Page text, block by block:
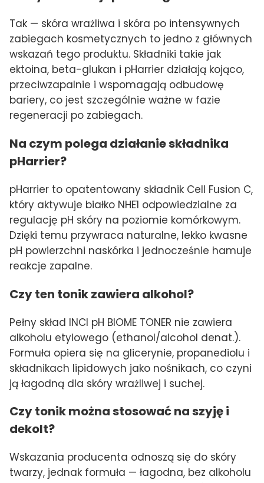
Tak — skóra wrażliwa i skóra po intensywnych
zabiegach kosmetycznych to jedno z głównych
wskazań tego produktu. Składniki takie jak
ektoina, beta-glukan i pHarrier działają kojąco,
przeciwzapalnie i wspomagają odbudowę
bariery, co jest szczególnie ważne w fazie
regeneracji po zabiegach.
Na czym polega działanie składnika
pHarrier?
pHarrier to opatentowany składnik Cell Fusion C,
który aktywuje białko NHE1 odpowiedzialne za
regulację pH skóry na poziomie komórkowym.
Dzięki temu przywraca naturalne, lekko kwasne
pH powierzchni naskórka i jednocześnie hamuje
reakcje zapalne.
Czy ten tonik zawiera alkohol?
Pełny skład INCI pH BIOME TONER nie zawiera
alkoholu etylowego (ethanol/alcohol denat.).
Formuła opiera się na glicerynie, propanediolu i
składnikach lipidowych jako nośnikach, co czyni
ją łagodną dla skóry wrażliwej i suchej.
Czy tonik można stosować na szyję i
dekolt?
Wskazania producenta odnoszą się do skóry
twarzy, jednak formuła — łagodna, bez alkoholu